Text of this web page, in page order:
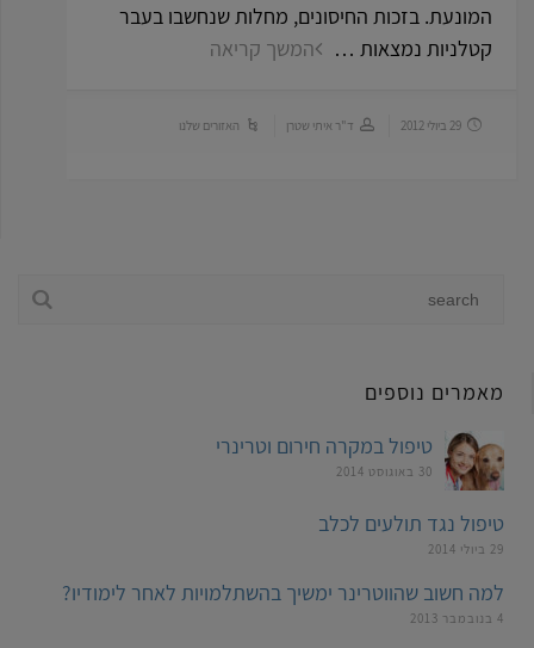
המונעת. בזכות החיסונים, מחלות שנחשבו בעבר
קטלניות נמצאות …
המשך קריאה
29 ביולי 2012 ד"ר איתי שטרן האזורים שלנו
מאמרים נוספים
טיפול במקרה חירום וטרינרי
30 באוגוסט 2014
טיפול נגד תולעים לכלב
29 ביולי 2014
למה חשוב שהווטרינר ימשיך בהשתלמויות לאחר לימודיו?
4 בנובמבר 2013